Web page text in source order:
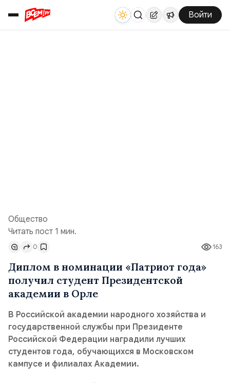
Войти
Общество
Читать пост 1 мин.
163
0
Диплом в номинации «Патриот года»
получил студент Президентской
академии в Орле
В Российской академии народного хозяйства и
государственной службы при Президенте
Российской Федерации наградили лучших
студентов года, обучающихся в Московском
кампусе и филиалах Академии.